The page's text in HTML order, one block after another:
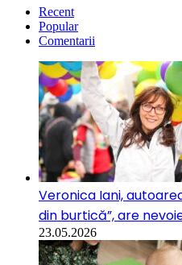
Recent
Popular
Comentarii
Veronica Iani,
din burtică”, are
23.05.2026